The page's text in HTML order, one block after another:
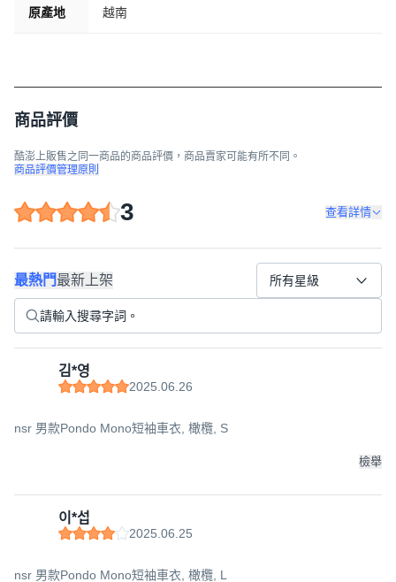
原產地 越南
商品評價
酷澎上販售之同一商品的商品評價，商品賣家可能有所不同。
商品評價管理原則
3 查看詳情
最熱門最新上架 所有星級
김*영
2025.06.26
nsr 男款Pondo Mono短袖車衣, 橄欖, S
檢舉
이*섭
2025.06.25
nsr 男款Pondo Mono短袖車衣, 橄欖, L